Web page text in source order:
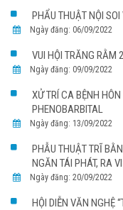
PHẨU THUẬT NỘI
Ngày đăng: 06/09/2022
VUI HỘI TRĂNG RẰM
Ngày đăng: 09/09/2022
XỬ TRÍ CA BỆNH
PHENOBARBITAL
Ngày đăng: 13/09/2022
PHẪU THUẬT TRĨ
NGĂN TÁI PHÁT, RA
Ngày đăng: 20/09/2022
HỘI DIỄN VĂN NGHỆ